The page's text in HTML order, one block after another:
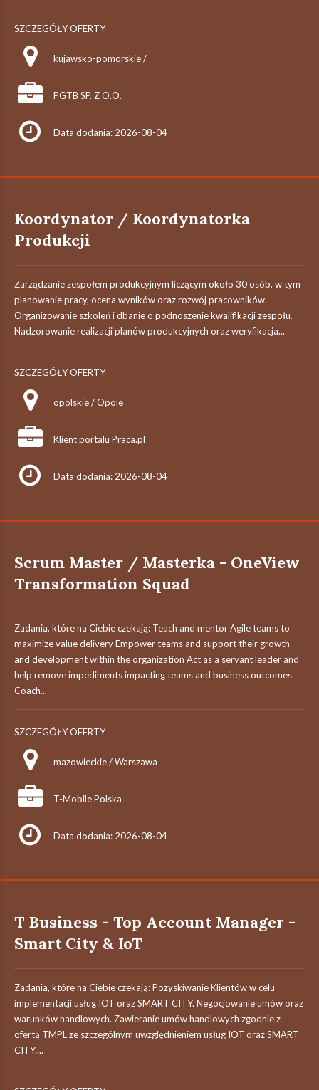
SZCZEGÓŁY OFERTY
kujawsko-pomorskie /
PGTB SP. Z O.O.
Data dodania: 2026-08-04
Koordynator / Koordynatorka
Produkcji
Zarządzanie zespołem produkcyjnym liczącym około 30 osób, w tym
planowanie pracy, ocena wyników oraz rozwój pracowników.
Organizowanie szkoleń i dbanie o podnoszenie kwalifikacji zespołu.
Nadzorowanie realizacji planów produkcyjnych oraz weryfikacja...
SZCZEGÓŁY OFERTY
opolskie / Opole
Klient portalu Praca.pl
Data dodania: 2026-08-04
Scrum Master / Masterka - OneView
Transformation Squad
Zadania, które na Ciebie czekają: Teach and mentor Agile teams to
maximize value delivery Empower teams and support their growth
and development within the organization Act as a servant leader and
help remove impediments impacting teams and business outcomes
Coach...
SZCZEGÓŁY OFERTY
mazowieckie / Warszawa
T-Mobile Polska
Data dodania: 2026-08-04
T Business - Top Account Manager -
Smart City & IoT
Zadania, które na Ciebie czekają: Pozyskiwanie Klientów w celu
implementacji usług IOT oraz SMART CITY. Negocjowanie umów oraz
warunków handlowych. Zawieranie umów handlowych zgodnie z
ofertą TMPL ze szczególnym uwzględnieniem usług IOT oraz SMART
CITY....